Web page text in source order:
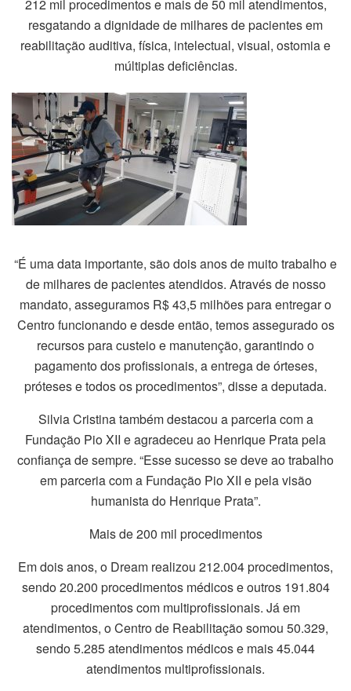
212 mil procedimentos e mais de 50 mil atendimentos,
resgatando a dignidade de milhares de pacientes em
reabilitação auditiva, física, intelectual, visual, ostomia e
múltiplas deficiências.
“É uma data importante, são dois anos de muito trabalho e
de milhares de pacientes atendidos. Através de nosso
mandato, asseguramos R$ 43,5 milhões para entregar o
Centro funcionando e desde então, temos assegurado os
recursos para custeio e manutenção, garantindo o
pagamento dos profissionais, a entrega de órteses,
próteses e todos os procedimentos”, disse a deputada.
Silvia Cristina também destacou a parceria com a
Fundação Pio XII e agradeceu ao Henrique Prata pela
confiança de sempre. “Esse sucesso se deve ao trabalho
em parceria com a Fundação Pio XII e pela visão
humanista do Henrique Prata”.
Mais de 200 mil procedimentos
Em dois anos, o Dream realizou 212.004 procedimentos,
sendo 20.200 procedimentos médicos e outros 191.804
procedimentos com multiprofissionais. Já em
atendimentos, o Centro de Reabilitação somou 50.329,
sendo 5.285 atendimentos médicos e mais 45.044
atendimentos multiprofissionais.